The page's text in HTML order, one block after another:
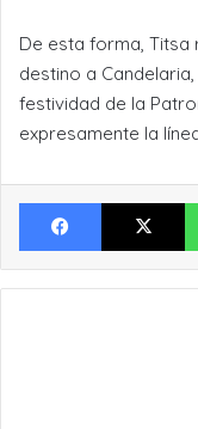
De esta forma, Titsa
destino a Candelaria,
festividad de la
expresamente la
Facebook X